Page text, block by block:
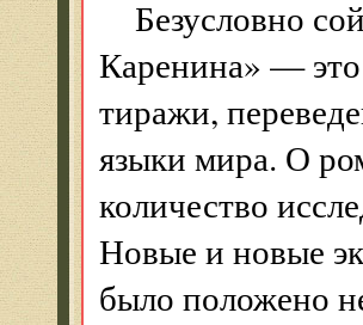
Безусловно
Каренина» —
тиражи,
языки мира. О
количество
Новые и новые
было положено